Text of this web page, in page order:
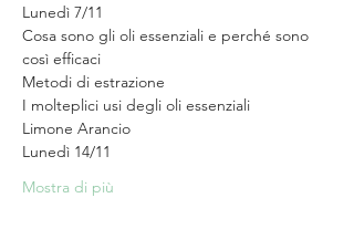
Lunedì 7/11
Cosa sono gli oli essenziali e perché sono
così efficaci
Metodi di estrazione
I molteplici usi degli oli essenziali
Limone Arancio
Lunedì 14/11
Mostra di più